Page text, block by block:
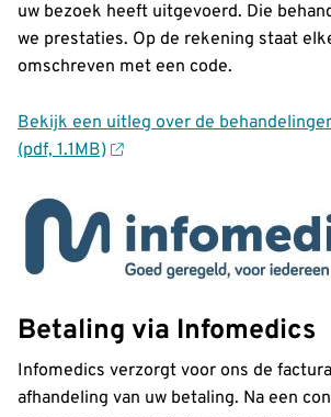
uw bezoek heeft uitgevoerd. Die
we prestaties. Op de rekening staat
omschreven met een code.
Bekijk een uitleg over de
(pdf, 1.1MB)
Betaling via Infomedics
Infomedics verzorgt voor ons de
afhandeling van uw betaling. Na een